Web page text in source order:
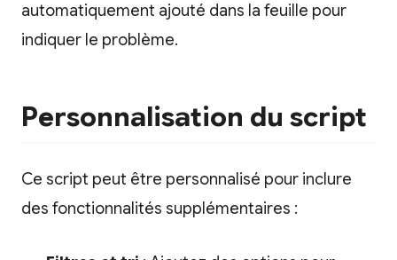
automatiquement ajouté dans la feuille pour
indiquer le problème.
Personnalisation du script
Ce script peut être personnalisé pour inclure
des fonctionnalités supplémentaires :